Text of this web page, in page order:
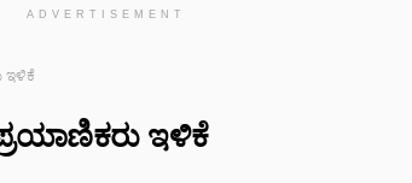
ADVERTISEMENT
ಇಳಿಕೆ
ಇಳಿಕೆ